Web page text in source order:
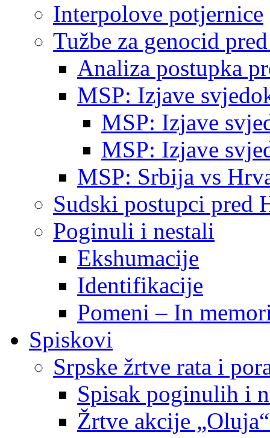
Interpolove potjernice
Tužbe za genocid
Analiza postupka
MSP: Izjave
MSP: Izjave
MSP: Izjave
MSP: Srbija vs
Sudski postupci pred
Poginuli i nestali
Ekshumacije
Identifikacije
Pomeni – In
Spiskovi
Srpske žrtve rata i
Spisak poginulih i
Žrtve akcije